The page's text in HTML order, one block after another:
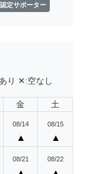
定サポーター
り ✕:空なし
金 土
08/14
▲
08/15
▲
08/21 08/22